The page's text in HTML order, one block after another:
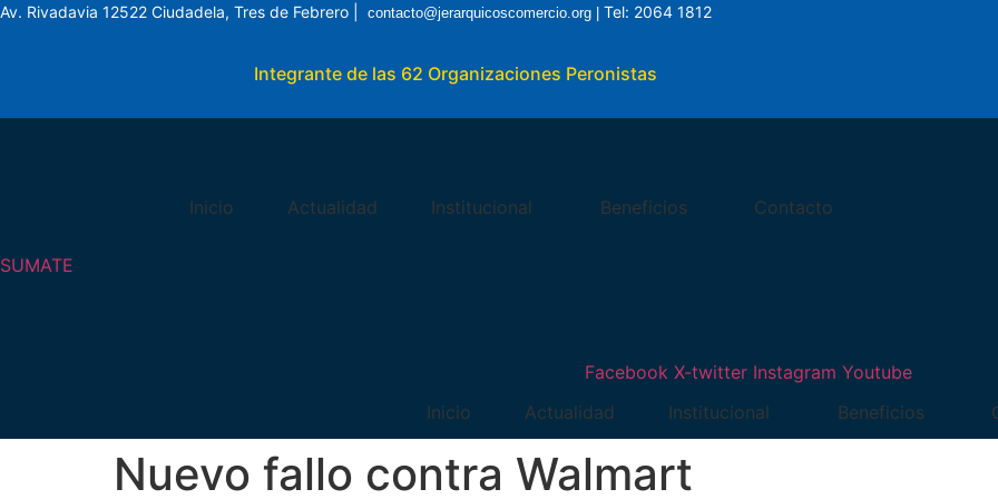
Av. Rivadavia 12522 Ciudadela, Tres de Febrero | contacto@jerarquicoscomercio.org | Tel: 2064 1812
Integrante de las 62 Organizaciones Peronistas
Inicio Actualidad Institucional Beneficios Contacto
SUMATE
Facebook X-twitter Instagram Youtube
Inicio
Actualidad Institucional Beneficios
Nuevo fallo contra Walmart